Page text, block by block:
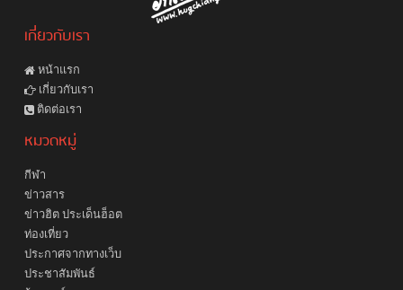
เกี่ยวกับเรา
หน้าแรก
เกี่ยวกับเรา
ติดต่อเรา
หมวดหมู่
กีฬา
ข่าวสาร
ข่าวฮิต ประเด็นฮ็อต
ท่องเที่ยว
ประกาศจากทางเว็บ
ประชาสัมพันธ์